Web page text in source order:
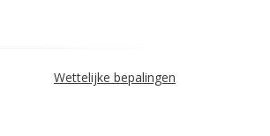
Wettelijke bepalingen